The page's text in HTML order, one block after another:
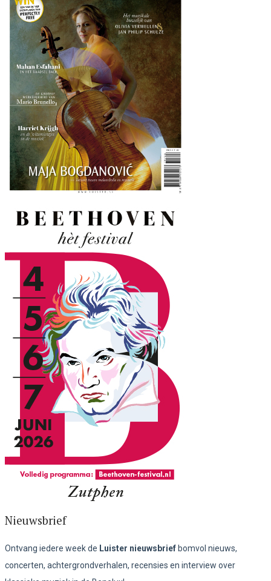
Nieuwsbrief
Ontvang iedere week de Luister nieuwsbrief bomvol nieuws,
concerten, achtergrondverhalen, recensies en interview over